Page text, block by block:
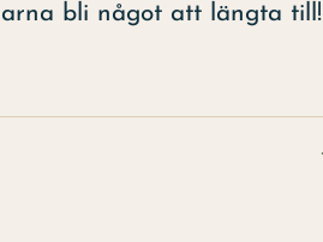
bli något att längta till!